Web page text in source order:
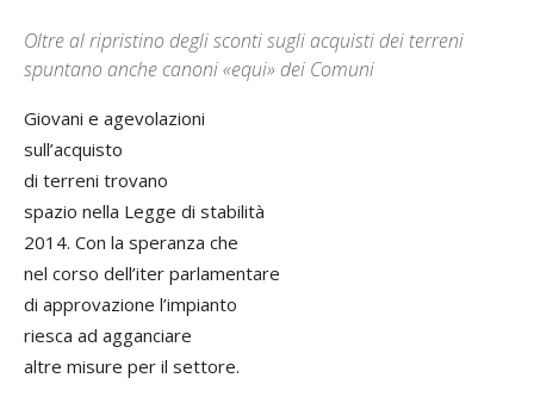
Oltre al ripristino degli sconti sugli acquisti dei terreni
spuntano anche canoni «equi» dei Comuni
Giovani e agevolazioni
sull’acquisto
di terreni trovano
spazio nella Legge di stabilità
2014. Con la speranza che
nel corso dell’iter parlamentare
di approvazione l’impianto
riesca ad agganciare
altre misure per il settore.